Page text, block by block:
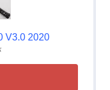
V3.0 2020